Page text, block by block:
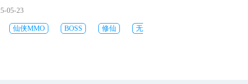
05-23
仙侠MMO BOSS 修仙
无